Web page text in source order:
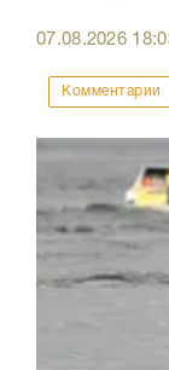
07.08.2026
Комментарии